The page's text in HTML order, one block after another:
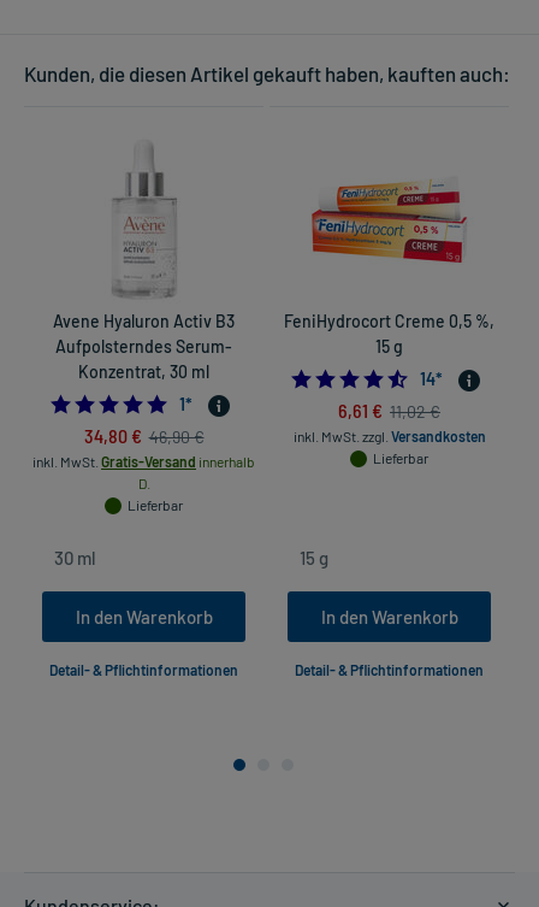
Kunden, die diesen Artikel gekauft haben, kauften auch:
Avene Hyaluron Activ B3
Aufpolsterndes Serum-
Konzentrat, 30 ml
5.0
1*
34,80 € 46,90 €
inkl. MwSt. Gratis-Versand innerhalb
D.
Lieferbar
In den Warenkorb
Detail- & Pflichtinformationen
FeniHydrocort Creme 0,5 %,
15 g
4.5
14*
6,61 € 11,02 €
inkl. MwSt. zzgl. Versandkosten
Lieferbar
In den Warenkorb
Detail- & Pflichtinformationen